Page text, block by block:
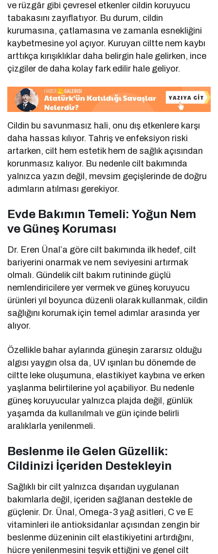
ve rüzgâr gibi çevresel etkenler cildin koruyucu
tabakasını zayıflatıyor. Bu durum, cildin
kurumasına, çatlamasına ve zamanla esnekliğini
kaybetmesine yol açıyor. Kuruyan ciltte nem kaybı
arttıkça kırışıklıklar daha belirgin hale gelirken, ince
çizgiler de daha kolay fark edilir hale geliyor.
Cildin bu savunmasız hali, onu dış etkenlere karşı
daha hassas kılıyor. Tahriş ve enfeksiyon riski
artarken, cilt hem estetik hem de sağlık açısından
korunmasız kalıyor. Bu nedenle cilt bakımında
yalnızca yazın değil, mevsim geçişlerinde de doğru
adımların atılması gerekiyor.
Evde Bakımın Temeli: Yoğun Nem
ve Güneş Koruması
Dr. Eren Ünal’a göre cilt bakımında ilk hedef, cilt
bariyerini onarmak ve nem seviyesini artırmak
olmalı. Gündelik cilt bakım rutininde güçlü
nemlendiricilere yer vermek ve güneş koruyucu
ürünleri yıl boyunca düzenli olarak kullanmak, cildin
sağlığını korumak için temel adımlar arasında yer
alıyor.
Özellikle bahar aylarında güneşin zararsız olduğu
algısı yaygın olsa da, UV ışınları bu dönemde de
ciltte leke oluşumuna, elastikiyet kaybına ve erken
yaşlanma belirtilerine yol açabiliyor. Bu nedenle
güneş koruyucular yalnızca plajda değil, günlük
yaşamda da kullanılmalı ve gün içinde belirli
aralıklarla yenilenmeli.
Beslenme ile Gelen Güzellik:
Cildinizi İçeriden Destekleyin
Sağlıklı bir cilt yalnızca dışarıdan uygulanan
bakımlarla değil, içeriden sağlanan destekle de
güçlenir. Dr. Ünal, Omega-3 yağ asitleri, C ve E
vitaminleri ile antioksidanlar açısından zengin bir
beslenme düzeninin cilt elastikiyetini artırdığını,
hücre yenilenmesini teşvik ettiğini ve genel cilt